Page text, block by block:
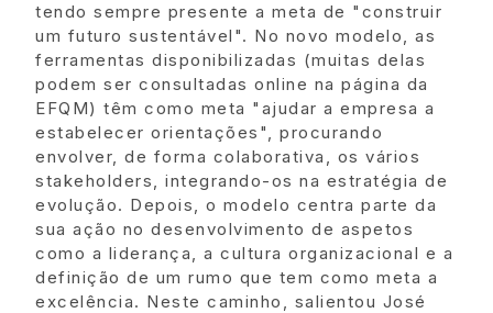
tendo sempre presente a meta de "construir
um futuro sustentável". No novo modelo, as
ferramentas disponibilizadas (muitas delas
podem ser consultadas online na página da
EFQM) têm como meta "ajudar a empresa a
estabelecer orientações", procurando
envolver, de forma colaborativa, os vários
stakeholders, integrando-os na estratégia de
evolução. Depois, o modelo centra parte da
sua ação no desenvolvimento de aspetos
como a liderança, a cultura organizacional e a
definição de um rumo que tem como meta a
excelência. Neste caminho, salientou José